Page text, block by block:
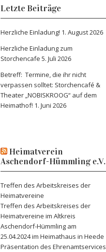
Letzte Beiträge
Herzliche Einladung! 1. August 2026
Herzliche Einladung zum
Storchencafe 5. Juli 2026
Betreff: Termine, die ihr nicht
verpassen solltet: Storchencafé &
Theater „NOBISKROOG“ auf dem
Heimathof! 1. Juni 2026
Heimatverein
Aschendorf-Hümmling e.V.
Treffen des Arbeitskreises der
Heimatvereine
Treffen des Arbeitskreises der
Heimatvereine im Altkreis
Aschendorf-Hümmling am
25.04.2024 im Heimathaus in Heede
Präsentation des Ehrenamtservices